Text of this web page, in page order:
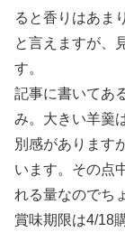
ると香りはあま
と言えますが、
す。
記事に書いてあ
み。大きい羊羹
別感があります
います。その点
れる量なのでち
賞味期限は4/18